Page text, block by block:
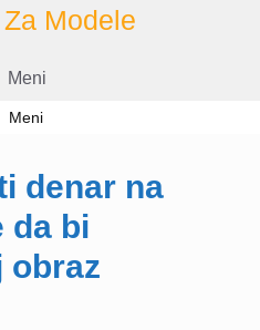
Modele
Meni
Meni
denar na
da bi
obraz